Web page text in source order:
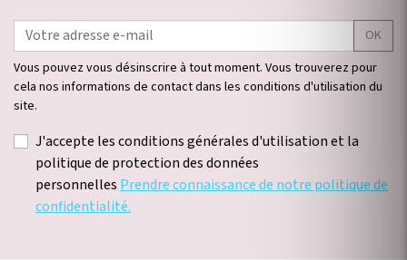
OK
Vous pouvez vous désinscrire à tout moment. Vous trouverez pour
cela nos informations de contact dans les conditions d'utilisation du
site.
J'accepte les conditions générales d'utilisation et la
politique de protection des données
personnelles Prendre connaissance de notre politique de
confidentialité.